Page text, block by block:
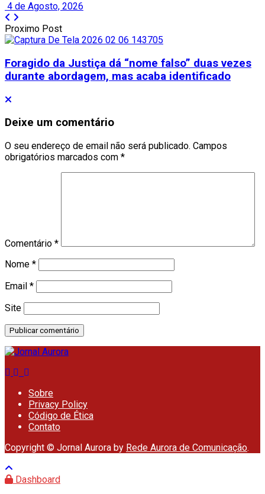
4 de Agosto, 2026
Proximo Post
Foragido da Justiça dá “nome falso” duas vezes
durante abordagem, mas acaba identificado
Deixe um comentário
O seu endereço de email não será publicado. Campos
obrigatórios marcados com *
Comentário *
Nome *
Email *
Site
Sobre
Privacy Policy
Código de Ética
Contato
Copyright © Jornal Aurora by Rede Aurora de Comunicação.
Dashboard